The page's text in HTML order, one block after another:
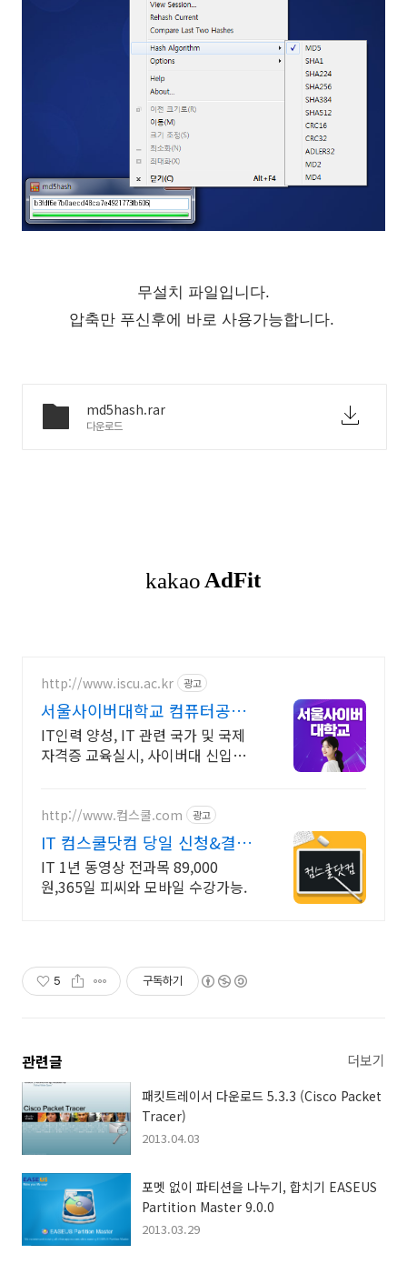
무설치 파일입니다.
압축만 푸신후에 바로 사용가능합니다.
md5hash.rar
다운로드
http://www.iscu.ac.kr 광고
서울사이버대학교 컴퓨터공학
과 2026 가을학기 신편입생
IT인력 양성, IT 관련 국가 및 국제
자격증 교육실시, 사이버대 신입생
http://www.컴스쿨.com 광고
IT 컴스쿨닷컴 당일 신청&결제
시 기프티콘!
IT 1년 동영상 전과목 89,000
원,365일 피씨와 모바일 수강가능.
5 구독하기
관련글 더보기
패킷트레이서 다운로드 5.3.3 (Cisco Packet
Tracer)
2013.04.03
포멧 없이 파티션을 나누기, 합치기 EASEUS
Partition Master 9.0.0
2013.03.29